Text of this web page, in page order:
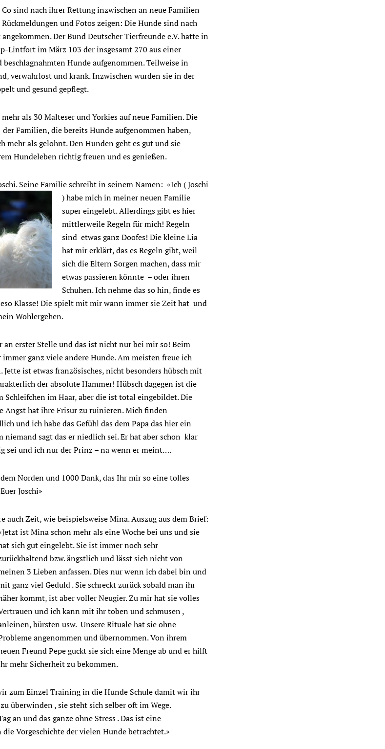
sind nach ihrer Rettung inzwischen an neue Familien
und Fotos zeigen: Die Hunde sind nach
Der Bund Deutscher Tierfreunde e.V. hatte in
Lintfort im März 103 der insgesamt 270 aus einer
Hunde aufgenommen. Teilweise in
verwahrlost und krank. Inzwischen wurden sie in der
und gesund gepflegt.
als 30 Malteser und Yorkies auf neue Familien. Die
Familien, die bereits Hunde aufgenommen haben,
mehr als gelohnt. Den Hunden geht es gut und sie
Hundeleben richtig freuen und es genießen.
Seine Familie schreibt in seinem Namen: «Ich ( Joschi
) habe mich inmeiner neuen Familie
super eingelebt. Allerdings gibt es hier
mittlerweile Regeln für mich! Regeln
sind etwas ganz Doofes! Die kleine Lia
hat mir erklärt, das es Regeln gibt, weil
sich die Eltern Sorgen machen, dass mir
etwas passieren könnte – oder ihren
Schuhen. Ich nehme das so hin, finde es
Klasse! Die spielt mit mir wann immer sie Zeit hat und
Wohlergehen.
erster Stelle und das ist nicht nur bei mir so! Beim
ganz viele andere Hunde. Am meisten freue ich
ist etwas französisches, nicht besonders hübsch mit
der absolute Hammer! Hübsch dagegen ist die
im Haar, aber die ist total eingebildet. Die
hat ihre Frisur zu ruinieren. Mich finden
und ich habe das Gefühl das dem Papa das hier ein
sagt das er niedlich sei. Er hat aber schon klar
sei und ich nur der Prinz – na wenn er meint….
Norden und 1000 Dank, das Ihr mir so eine tolles
Joschi»
auch Zeit, wie beispielsweise Mina. Auszug aus dem Brief:
ist Minaschon mehr als eine Woche bei uns und sie
sich gut eingelebt. Sie ist immer noch sehr
bzw. ängstlich und lässt sich nicht von
3 Lieben anfassen. Dies nur wenn ich dabei bin und
ganz viel Geduld . Sie schreckt zurück sobald man ihr
kommt, ist aber voller Neugier. Zu mir hat sie volles
und ich kann mit ihr toben und schmusen ,
bürsten usw. Unsere Rituale hat sie ohne
angenommen und übernommen. Von ihrem
Freund Pepe guckt sie sich eine Menge ab und er hilft
mehr Sicherheit zu bekommen.
zum Einzel Training in die Hunde Schule damit wir ihr
überwinden , sie steht sich selber oft im Wege.
an und das ganze ohne Stress . Das ist eine
Vorgeschichte der vielen Hunde betrachtet.»